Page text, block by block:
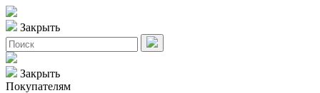
Закрыть
Закрыть
Покупателям